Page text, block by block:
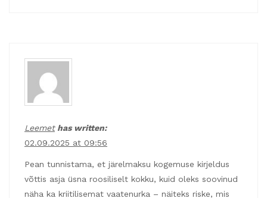
Leemethas written:
02.09.2025 at 09:56
Pean tunnistama, et järelmaksu kogemuse kirjeldus
võttis asja üsna roosiliselt kokku, kuid oleks soovinud
näha ka kriitilisemat vaatenurka – näiteks riske, mis